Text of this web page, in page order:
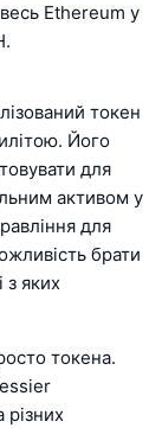
Ethereum у
токен
Його
для
активом у
для
брати
з яких
токена.
різних